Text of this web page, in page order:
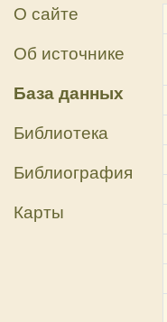
О сайте
Об источнике
База данных
Библиотека
Библиография
Карты